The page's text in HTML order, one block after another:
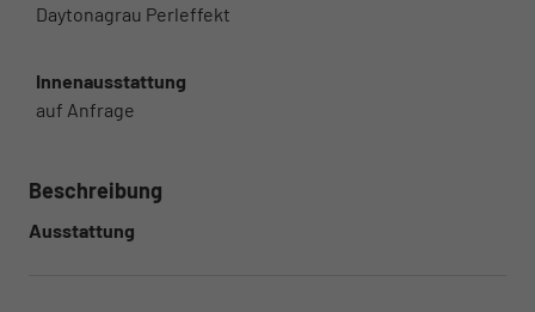
Daytonagrau Perleffekt
Innenausstattung
auf Anfrage
Beschreibung
Ausstattung